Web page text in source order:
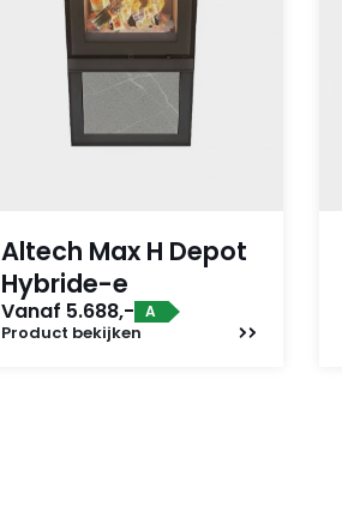
Altech Max H Depot
Hybride-e
Vanaf 5.688,- A
Product bekijken